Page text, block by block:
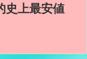
史上最安値